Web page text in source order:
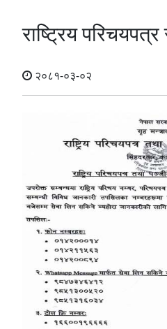
राष्ट्रिय
२०८१-०३-०२